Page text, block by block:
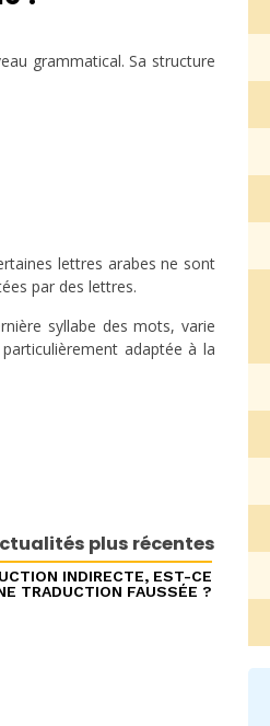
grammatical. Sa structure
lettres arabes ne sont
par des lettres.
syllabe des mots, varie
adaptée à la
plus récentes
INDIRECTE, EST-CE
TRADUCTION FAUSSÉE ?